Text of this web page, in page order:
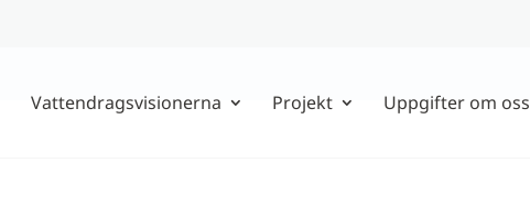
Vattendragsvisionerna Projekt Uppgifter om oss